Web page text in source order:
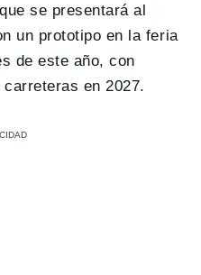
se presentará al
un prototipo en la feria
de este año, con
en 2027.